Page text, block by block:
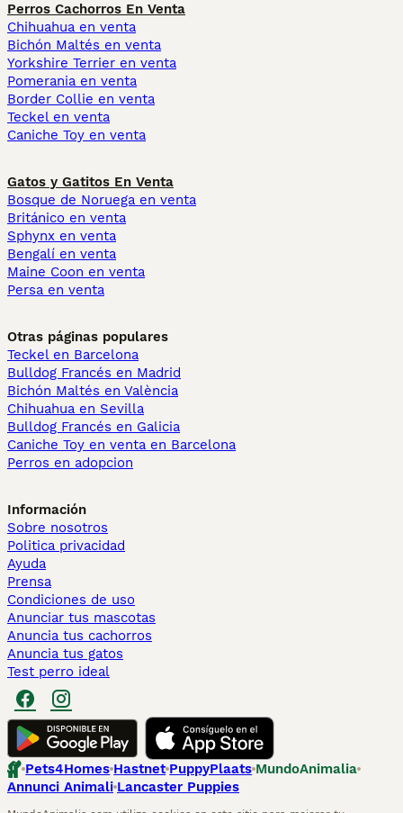
Perros Cachorros En Venta
Chihuahua en venta
Bichón Maltés en venta
Yorkshire Terrier en venta
Pomerania en venta
Border Collie en venta
Teckel en venta
Caniche Toy en venta
Gatos y Gatitos En Venta
Bosque de Noruega en venta
Británico en venta
Sphynx en venta
Bengalí en venta
Maine Coon en venta
Persa en venta
Otras páginas populares
Teckel en Barcelona
Bulldog Francés en Madrid
Bichón Maltés en València
Chihuahua en Sevilla
Bulldog Francés en Galicia
Caniche Toy en venta en Barcelona
Perros en adopcion
Información
Sobre nosotros
Politica privacidad
Ayuda
Prensa
Condiciones de uso
Anunciar tus mascotas
Anuncia tus cachorros
Anuncia tus gatos
Test perro ideal
Pets4Homes Hastnet PuppyPlaats MundoAnimalia
Annunci Animali Lancaster Puppies